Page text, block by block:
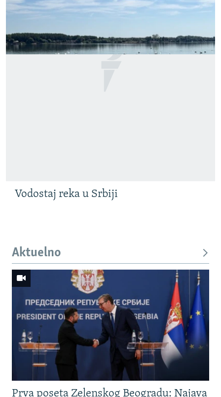
Vodostaj reka u Srbiji
Aktuelno
Prva poseta Zelenskog Beogradu: Najava